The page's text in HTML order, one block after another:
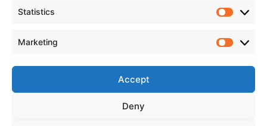
Statistics
Marketing
Accept
Deny